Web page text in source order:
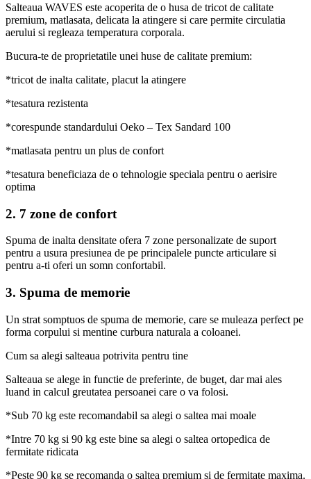
Salteaua WAVES este acoperita de o husa de tricot de calitate
premium, matlasata, delicata la atingere si care permite circulatia
aerului si regleaza temperatura corporala.
Bucura-te de proprietatile unei huse de calitate premium:
*tricot de inalta calitate, placut la atingere
*tesatura rezistenta
*corespunde standardului Oeko – Tex Sandard 100
*matlasata pentru un plus de confort
*tesatura beneficiaza de o tehnologie speciala pentru o aerisire
optima
2. 7 zone de confort
Spuma de inalta densitate ofera 7 zone personalizate de suport
pentru a usura presiunea de pe principalele puncte articulare si
pentru a-ti oferi un somn confortabil.
3. Spuma de memorie
Un strat somptuos de spuma de memorie, care se muleaza perfect pe
forma corpului si mentine curbura naturala a coloanei.
Cum sa alegi salteaua potrivita pentru tine
Salteaua se alege in functie de preferinte, de buget, dar mai ales
luand in calcul greutatea persoanei care o va folosi.
*Sub 70 kg este recomandabil sa alegi o saltea mai moale
*Intre 70 kg si 90 kg este bine sa alegi o saltea ortopedica de
fermitate ridicata
*Peste 90 kg se recomanda o saltea premium si de fermitate maxima.